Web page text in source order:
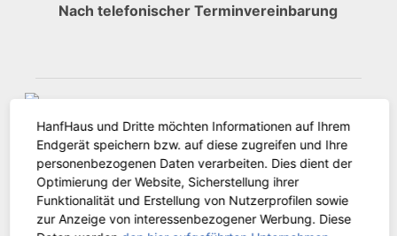
Nach telefonischer Terminvereinbarung
KUNDENSERVICE
HanfHaus und Dritte möchten Informationen auf Ihrem
Endgerät speichern bzw. auf diese zugreifen und Ihre
personenbezogenen Daten verarbeiten. Dies dient der
Optimierung der Website, Sicherstellung ihrer
Funktionalität und Erstellung von Nutzerprofilen sowie
zur Anzeige von interessenbezogener Werbung. Diese